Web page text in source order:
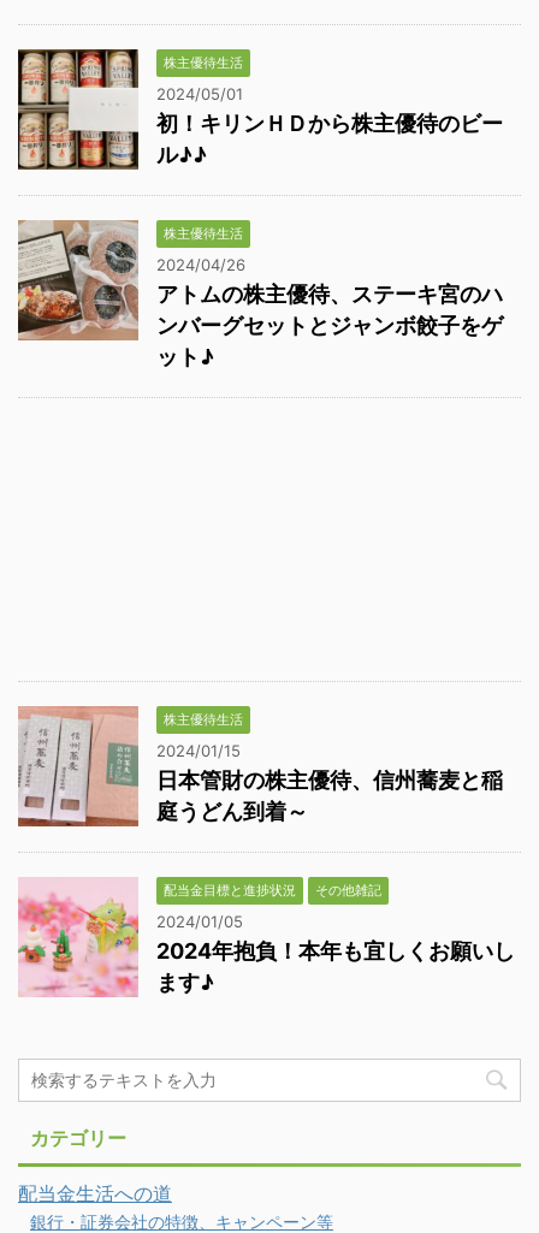
株主優待生活
2024/05/01
初！キリンＨＤから株主優待のビー
ル♪♪
株主優待生活
2024/04/26
アトムの株主優待、ステーキ宮のハ
ンバーグセットとジャンボ餃子をゲ
ット♪
株主優待生活
2024/01/15
日本管財の株主優待、信州蕎麦と稲
庭うどん到着～
配当金目標と進捗状況 その他雑記
2024/01/05
2024年抱負！本年も宜しくお願いし
ます♪
カテゴリー
配当金生活への道
銀行・証券会社の特徴、キャンペーン等